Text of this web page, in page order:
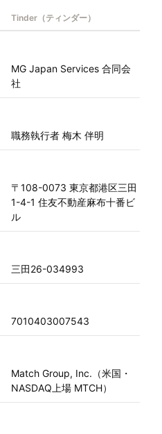
Tinder（ティンダー）
MG Japan Services 合同会
社
職務執行者 梅木 伴明
〒108-0073 東京都港区三田
1-4-1 住友不動産麻布十番ビ
ル
三田26-034993
7010403007543
Match Group, Inc.（米国・
NASDAQ上場 MTCH）